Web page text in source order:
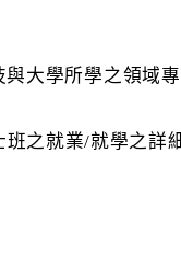
大學所學之領域
班之就業/就學之詳